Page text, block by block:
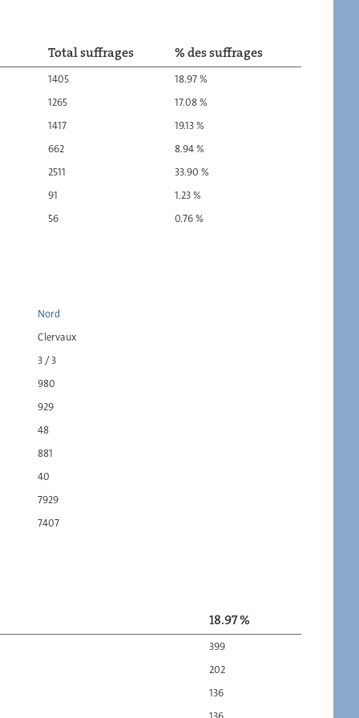
Total suffrages % des suffrages
1405
18.97 %
1265
17.08 %
1417
19.13 %
662
8.94 %
2511
33.90 %
91
1.23 %
56 0.76 %
Nord
Clervaux
3 / 3
980
929
48
881
40
7929
7407
18.97 %
399
202
136